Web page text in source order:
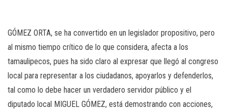
GÓMEZ ORTA, se ha convertido en un legislador propositivo, pero
al mismo tiempo crítico de lo que considera, afecta a los
tamaulipecos, pues ha sido claro al expresar que llegó al congreso
local para representar a los ciudadanos, apoyarlos y defenderlos,
tal como lo debe hacer un verdadero servidor público y el
diputado local MIGUEL GÓMEZ, está demostrando con acciones,